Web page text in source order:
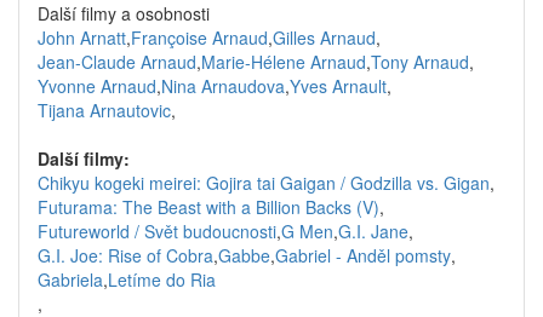
Další filmy a osobnosti
John Arnatt,Françoise Arnaud,Gilles Arnaud,
Jean-Claude Arnaud,Marie-Hélene Arnaud,Tony Arnaud,
Yvonne Arnaud,Nina Arnaudova,Yves Arnault,
Tijana Arnautovic,
Další filmy:
Chikyu kogeki meirei: Gojira tai Gaigan / Godzilla vs. Gigan,
Futurama: The Beast with a Billion Backs (V),
Futureworld / Svět budoucnosti,G Men,G.I. Jane,
G.I. Joe: Rise of Cobra,Gabbe,Gabriel - Anděl pomsty,
Gabriela,Letíme do Ria
,